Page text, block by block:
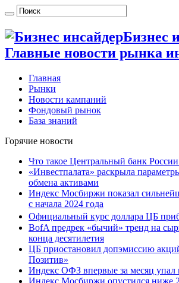
Бизнес
Главные новости рынка
Главная
Рынки
Новости кампаний
Фондовый рынок
База знаний
Горячие новости
Что такое Центральный банк
«Инвестпалата» раскрыла
обмена активами
Индекс Мосбиржи показал
с начала 2024 года
Официальный курс доллара ЦБ
BofA предрек «бычий» тренд на
конца десятилетия
ЦБ приостановил допэмиссию
Позитив»
Индекс ОФЗ впервые за месяц упал
Индекс Мосбиржи опустился ниже